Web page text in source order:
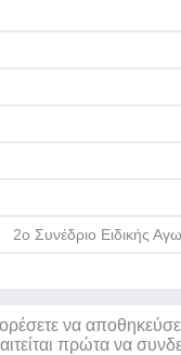
2ο Συνέδριο Ειδικής
να
πρώτα να